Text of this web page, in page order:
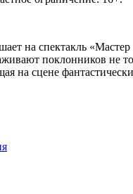
на спектакль
поклонников не
на сцене